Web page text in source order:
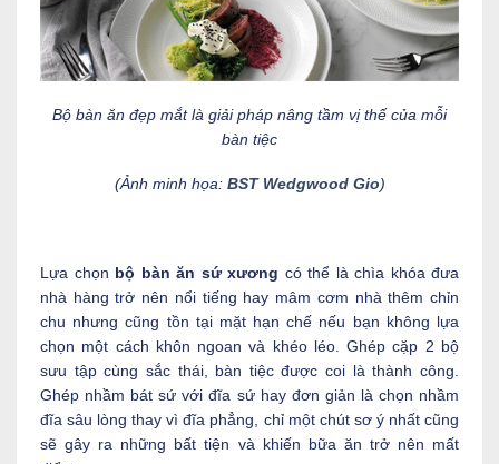
Bộ bàn ăn đẹp mắt là giải pháp nâng tầm vị thế của mỗi
bàn tiệc
(Ảnh minh họa: BST Wedgwood Gio)
Lựa chọn bộ bàn ăn sứ xương có thể là chìa khóa đưa
nhà hàng trở nên nổi tiếng hay mâm cơm nhà thêm chỉn
chu nhưng cũng tồn tại mặt hạn chế nếu bạn không lựa
chọn một cách khôn ngoan và khéo léo. Ghép cặp 2 bộ
sưu tập cùng sắc thái, bàn tiệc được coi là thành công.
Ghép nhầm bát sứ với đĩa sứ hay đơn giản là chọn nhầm
đĩa sâu lòng thay vì đĩa phẳng, chỉ một chút sơ ý nhất cũng
sẽ gây ra những bất tiện và khiến bữa ăn trở nên mất